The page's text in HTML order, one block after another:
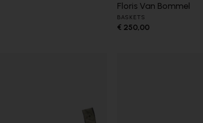
Floris Van Bommel
BASKETS
€ 250,00